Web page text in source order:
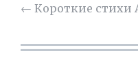
← Короткие стихи